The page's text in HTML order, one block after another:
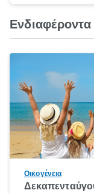
Οικογένεια